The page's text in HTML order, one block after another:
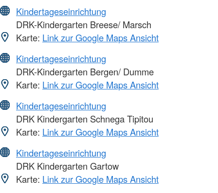
Kindertageseinrichtung
DRK-Kindergarten Breese/ Marsch
Karte: Link zur Google Maps Ansicht
Kindertageseinrichtung
DRK-Kindergarten Bergen/ Dumme
Karte: Link zur Google Maps Ansicht
Kindertageseinrichtung
DRK Kindergarten Schnega Tipitou
Karte: Link zur Google Maps Ansicht
Kindertageseinrichtung
DRK Kindergarten Gartow
Karte: Link zur Google Maps Ansicht